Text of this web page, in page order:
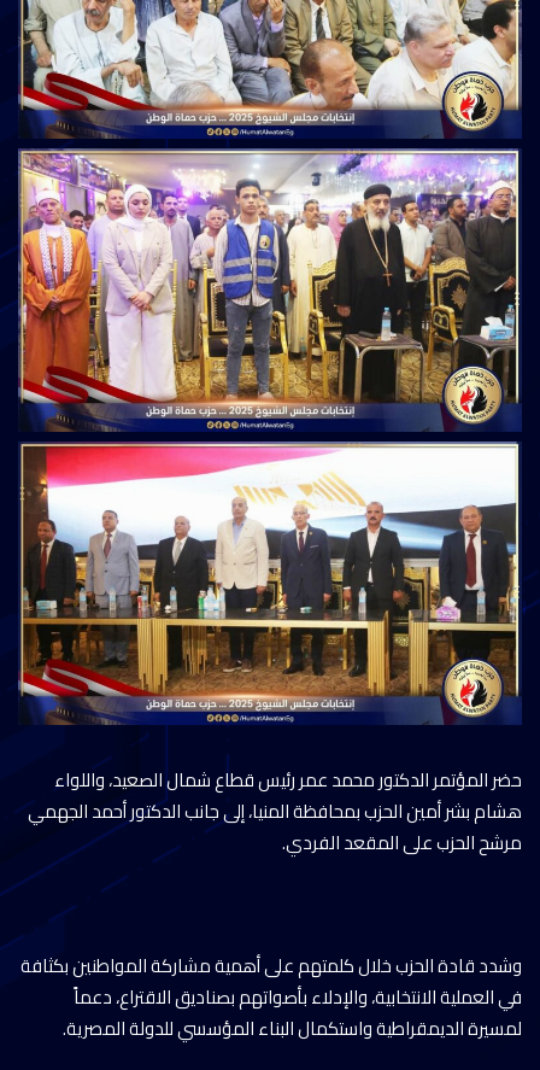
حضر المؤتمر الدكتور محمد عمر رئيس قطاع شمال الصعيد، واللواء
هشام بشر أمين الحزب بمحافظة المنيا، إلى جانب الدكتور أحمد الجهمي
مرشح الحزب على المقعد الفردي.
وشدد قادة الحزب خلال كلمتهم على أهمية مشاركة المواطنين بكثافة
في العملية الانتخابية، والإدلاء بأصواتهم بصناديق الاقتراع، دعماً
لمسيرة الديمقراطية واستكمال البناء المؤسسي للدولة المصرية.